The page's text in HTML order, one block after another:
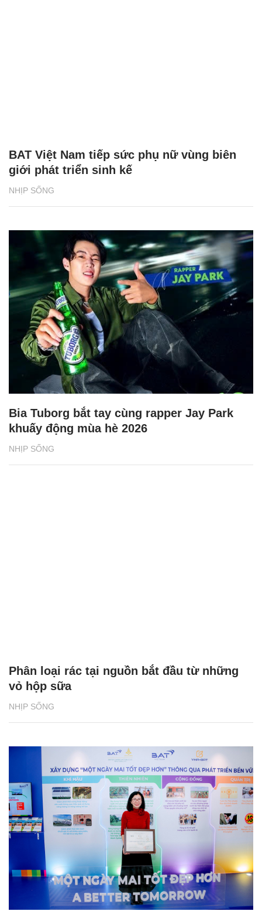
NHỊP SỐNG
BAT Việt Nam tiếp sức phụ nữ vùng biên
giới phát triển sinh kế
NHỊP SỐNG
Bia Tuborg bắt tay cùng rapper Jay Park
khuấy động mùa hè 2026
NHỊP SỐNG
Phân loại rác tại nguồn bắt đầu từ những
vỏ hộp sữa